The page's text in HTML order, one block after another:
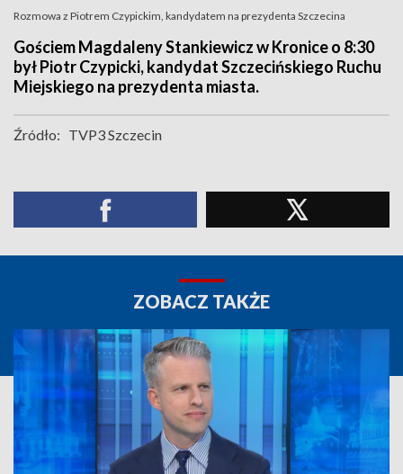
Rozmowa z Piotrem Czypickim, kandydatem na prezydenta Szczecina
Gościem Magdaleny Stankiewicz w Kronice o 8:30
był Piotr Czypicki, kandydat Szczecińskiego Ruchu
Miejskiego na prezydenta miasta.
Źródło: TVP3 Szczecin
ZOBACZ TAKŻE